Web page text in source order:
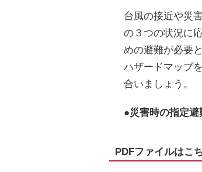
台風の接近や災
の３つの状況に
めの避難が必要
ハザードマップ
合いましょう。
●災害時の指定避
PDFファイルはこ